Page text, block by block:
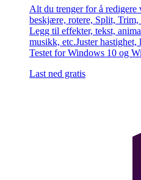
Alt du trenger for å
beskjære, rotere, Split, Trim,
Legg til effekter, tekst,
musikk, etc.Juster
Testet for Windows 10 og
Last ned gratis